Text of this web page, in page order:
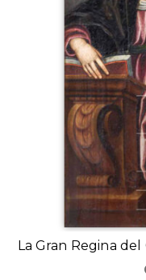
La Gran Regina